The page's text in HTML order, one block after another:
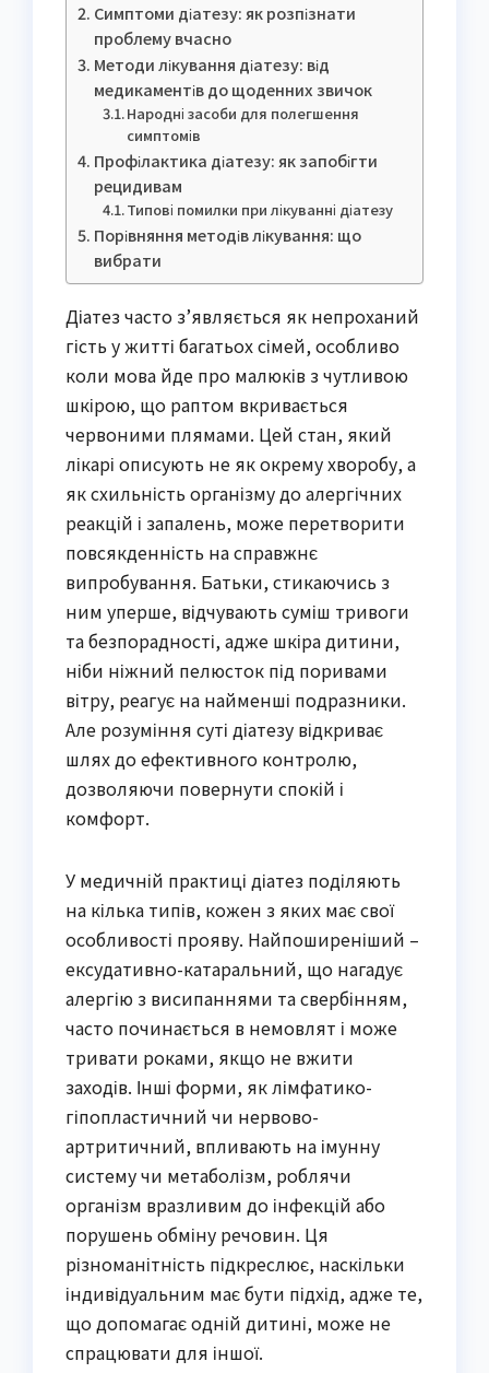
Симптоми діатезу: як розпізнати
проблему вчасно
Методи лікування діатезу: від
медикаментів до щоденних звичок
Народні засоби для полегшення
симптомів
Профілактика діатезу: як запобігти
рецидивам
Типові помилки при лікуванні діатезу
Порівняння методів лікування: що
вибрати
Діатез часто з’являється як непроханий
гість у житті багатьох сімей, особливо
коли мова йде про малюків з чутливою
шкірою, що раптом вкривається
червоними плямами. Цей стан, який
лікарі описують не як окрему хворобу, а
як схильність організму до алергічних
реакцій і запалень, може перетворити
повсякденність на справжнє
випробування. Батьки, стикаючись з
ним уперше, відчувають суміш тривоги
та безпорадності, адже шкіра дитини,
ніби ніжний пелюсток під поривами
вітру, реагує на найменші подразники.
Але розуміння суті діатезу відкриває
шлях до ефективного контролю,
дозволяючи повернути спокій і
комфорт.
У медичній практиці діатез поділяють
на кілька типів, кожен з яких має свої
особливості прояву. Найпоширеніший –
ексудативно-катаральний, що нагадує
алергію з висипаннями та свербінням,
часто починається в немовлят і може
тривати роками, якщо не вжити
заходів. Інші форми, як лімфатико-
гіпопластичний чи нервово-
артритичний, впливають на імунну
систему чи метаболізм, роблячи
організм вразливим до інфекцій або
порушень обміну речовин. Ця
різноманітність підкреслює, наскільки
індивідуальним має бути підхід, адже те,
що допомагає одній дитині, може не
спрацювати для іншої.